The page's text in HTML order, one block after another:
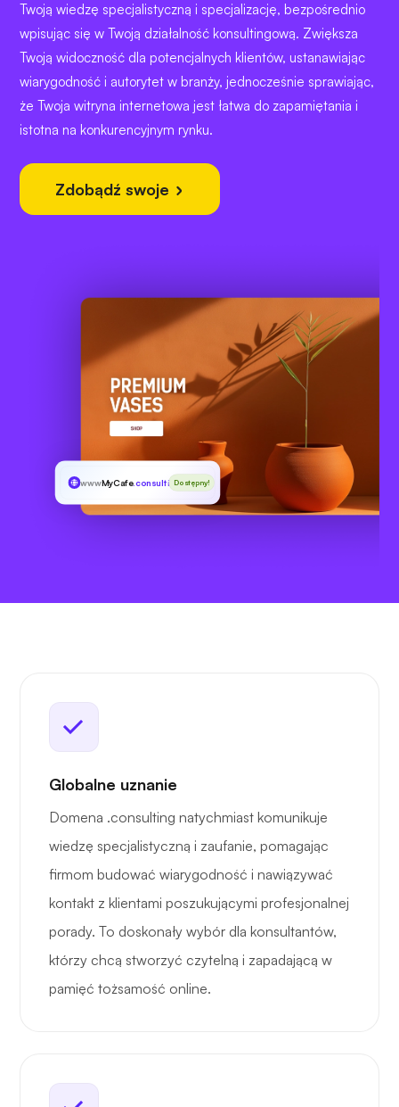
Twoją wiedzę specjalistyczną i specjalizację, bezpośrednio
wpisując się w Twoją działalność konsultingową. Zwiększa
Twoją widoczność dla potencjalnych klientów, ustanawiając
wiarygodność i autorytet w branży, jednocześnie sprawiając,
że Twoja witryna internetowa jest łatwa do zapamiętania i
istotna na konkurencyjnym rynku.
Zdobądź swoje
wwwMyCafe.consultingDostępny!
Globalne uznanie
Domena .consulting natychmiast komunikuje
wiedzę specjalistyczną i zaufanie, pomagając
firmom budować wiarygodność i nawiązywać
kontakt z klientami poszukującymi profesjonalnej
porady. To doskonały wybór dla konsultantów,
którzy chcą stworzyć czytelną i zapadającą w
pamięć tożsamość online.